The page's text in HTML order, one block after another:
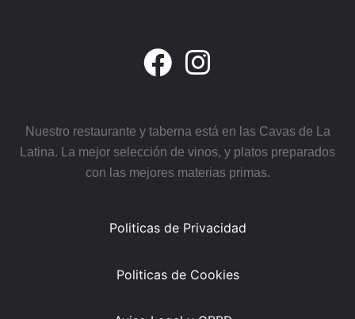
Nuestro restaurante y taberna está en las Cavas de La
Latina. La mejor selección de vinos, y platos preparados
con las mejores materias primas.
Politicas de Privacidad
Politicas de Cookies